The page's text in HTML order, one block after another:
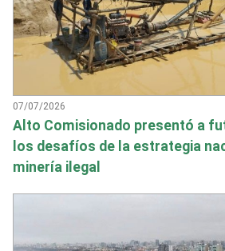
07/07/2026
Alto Comisionado presentó a
los desafíos de la estrategia
minería ilegal